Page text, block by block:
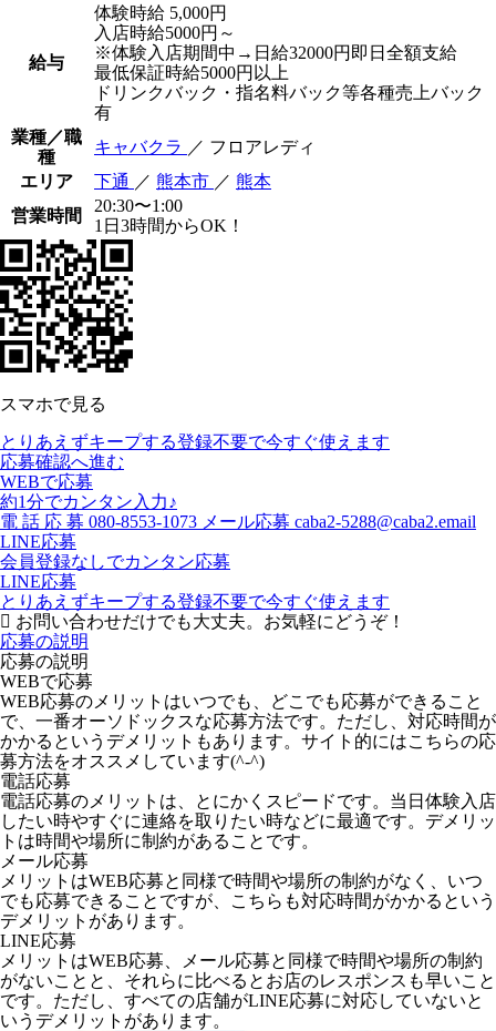
給与
体験時給 5,000円
入店時給5000円～
※体験入店期間中→日給32000円即日全額支給
最低保証時給5000円以上
ドリンクバック・指名料バック等各種売上バック
有
業種／職
種
キャバクラ ／ フロアレディ
エリア
下通 ／ 熊本市 ／ 熊本
営業時間
20:30〜1:00
1日3時間からOK！
スマホで見る
とりあえずキープする登録不要で今すぐ使えます
応募確認へ進む
WEBで応募
約1分でカンタン入力♪
電 話 応 募 080-8553-1073 メール応募 caba2-5288@caba2.email
LINE応募
会員登録なしでカンタン応募
LINE応募
とりあえずキープする登録不要で今すぐ使えます
お問い合わせだけでも大丈夫。お気軽にどうぞ！
応募の説明
応募の説明
WEBで応募
WEB応募のメリットはいつでも、どこでも応募ができること
で、一番オーソドックスな応募方法です。ただし、対応時間が
かかるというデメリットもあります。サイト的にはこちらの応
募方法をオススメしています(^-^)
電話応募
電話応募のメリットは、とにかくスピードです。当日体験入店
したい時やすぐに連絡を取りたい時などに最適です。デメリッ
トは時間や場所に制約があることです。
メール応募
メリットはWEB応募と同様で時間や場所の制約がなく、いつ
でも応募できることですが、こちらも対応時間がかかるという
デメリットがあります。
LINE応募
メリットはWEB応募、メール応募と同様で時間や場所の制約
がないことと、それらに比べるとお店のレスポンスも早いこと
です。ただし、すべての店舗がLINE応募に対応していないと
いうデメリットがあります。